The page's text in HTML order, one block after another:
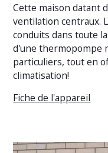
Cette maison datant
ventilation centraux.
conduits dans toute
d'une thermopompe
particuliers, tout en
climatisation!
Fiche de l'appareil